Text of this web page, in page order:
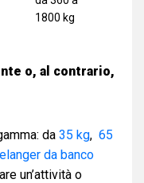
1800 kg
o, al contrario,
da 35 kg, 65
da banco
un’attività o